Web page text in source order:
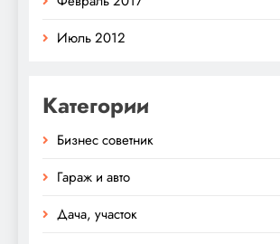
Июль 2012
Категории
Бизнес советник
Гараж и авто
Дача, участок